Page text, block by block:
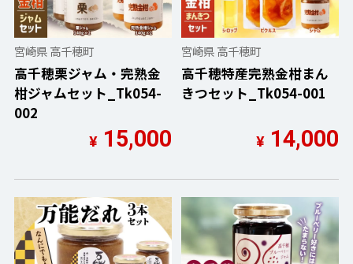
宮崎県 高千穂町
高千穂栗ジャム・完熟金
柑ジャムセット_Tk054-
002
¥15,000
宮崎県 高千穂町
高千穂特産完熟金柑まん
きつセット_Tk054-001
¥14,000